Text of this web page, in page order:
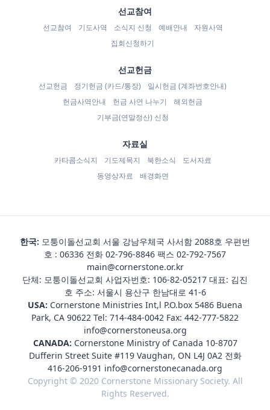
선교참여
선교참여 기도사역 소식지 신청 예배안내
자원사역
집회신청하기
선교헌금
선교헌금 정기헌금 (카드/통장)
일시헌금 (계좌번호안내)
헌금사역안내
헌금 사연 나누기
해외헌금
기부금(연말정산) 신청
자료실
카타콤소식지 기도제목지 북한소식
도서자료
동영상자료
배경화면
한국: 모퉁이돌선교회 서울 강남우체국 사서함 2088호 우편번
호 : 06336 전화 02-796-8846 팩스 02-792-7567
main@cornerstone.or.kr
단체: 모퉁이돌선교회 사업자번호: 106-82-05217 대표: 김진
호 주소: 서울시 용산구 한남대로 41-6
USA: Cornerstone Ministries Int,l P.O.box 5486 Buena
Park, CA 90622 Tel: 714-484-0042 Fax: 442-777-5822
info@cornerstoneusa.org
CANADA: Cornerstone Ministry of Canada 10-8707
Dufferin Street Suite #119 Vaughan, ON L4J 0A2 전화
416-206-9191 info@cornerstonecanada.org
Copyright © 2020 Cornerstone Missionary Society. All
Rights Reserved.